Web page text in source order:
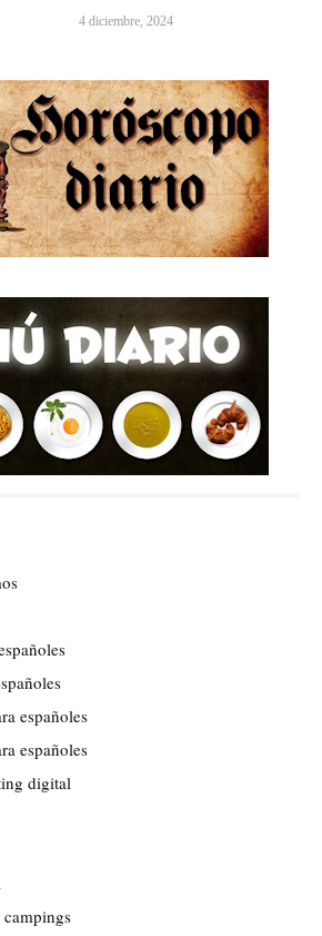
4 diciembre, 2024
españoles
españoles
digital